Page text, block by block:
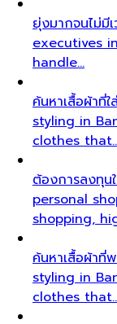
ยุ่งมากจนไม่มี
executives
handle…
ค้นหาเสื้อผ้าที่
styling in
clothes
ต้องการลงทุนใ
personal
shopping,
ค้นหาเสื้อผ้าที่
styling in
clothes